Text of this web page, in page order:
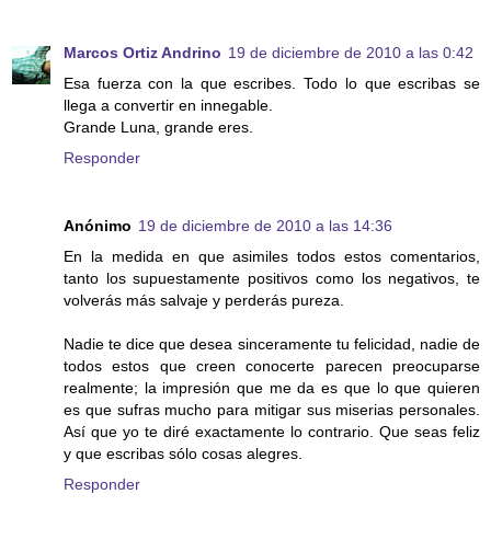
Marcos Ortiz Andrino 19 de diciembre de 2010 a las 0:42
Esa fuerza con la que escribes. Todo lo que escribas se
llega a convertir en innegable.
Grande Luna, grande eres.
Responder
Anónimo 19 de diciembre de 2010 a las 14:36
En la medida en que asimiles todos estos comentarios,
tanto los supuestamente positivos como los negativos, te
volverás más salvaje y perderás pureza.
Nadie te dice que desea sinceramente tu felicidad, nadie de
todos estos que creen conocerte parecen preocuparse
realmente; la impresión que me da es que lo que quieren
es que sufras mucho para mitigar sus miserias personales.
Así que yo te diré exactamente lo contrario. Que seas feliz
y que escribas sólo cosas alegres.
Responder